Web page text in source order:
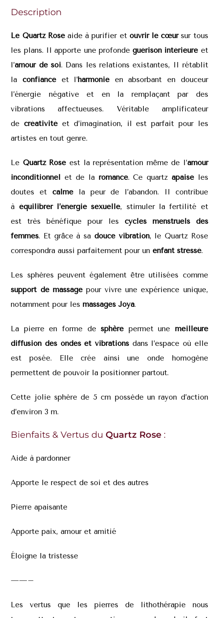
Description
Le Quartz Rose aide à purifier et ouvrir le cœursur tous
les plans. Il apporte une profondeguérison intérieure et
l’amour de soi. Dans les relations existantes, Il rétablit
laconfiance et l’harmonie en absorbant en douceur
l’énergie négative et en la remplaçant par des
vibrations affectueuses. Véritable amplificateur
decréativité et d’imagination, il est parfait pour les
artistes en tout genre.
Le Quartz Rose est la représentation même de l’amour
inconditionnel et de la romance. Ce quartz apaiseles
doutes et calmela peur de l’abandon. Il contribue
à équilibrer l’énergie sexuelle, stimuler la fertilité et
est très bénéfique pour les cycles
menstruels des
femmes. Et grâce à sa douce vibration, le Quartz Rose
correspondra aussi parfaitement pour unenfant stressé.
Les sphères peuvent également être utilisées comme
support de massagepour vivre une expérience unique,
notamment pour lesmassages Joya.
La pierre en forme desphère permet une meilleure
diffusion des ondes et vibrations dans l’espace où elle
est posée. Elle crée ainsi une onde homogène
permettent de pouvoir la positionner partout.
Cette jolie sphère de 5 cm possède un rayon d’action
d’environ 3 m.
Bienfaits & Vertus duQuartz Rose :
Aide à pardonner
Apporte le respect de soi et des autres
Pierre apaisante
Apporte paix, amour et amitié
Éloigne la tristesse
——–
Les vertus que les pierres de lithothérapie nous